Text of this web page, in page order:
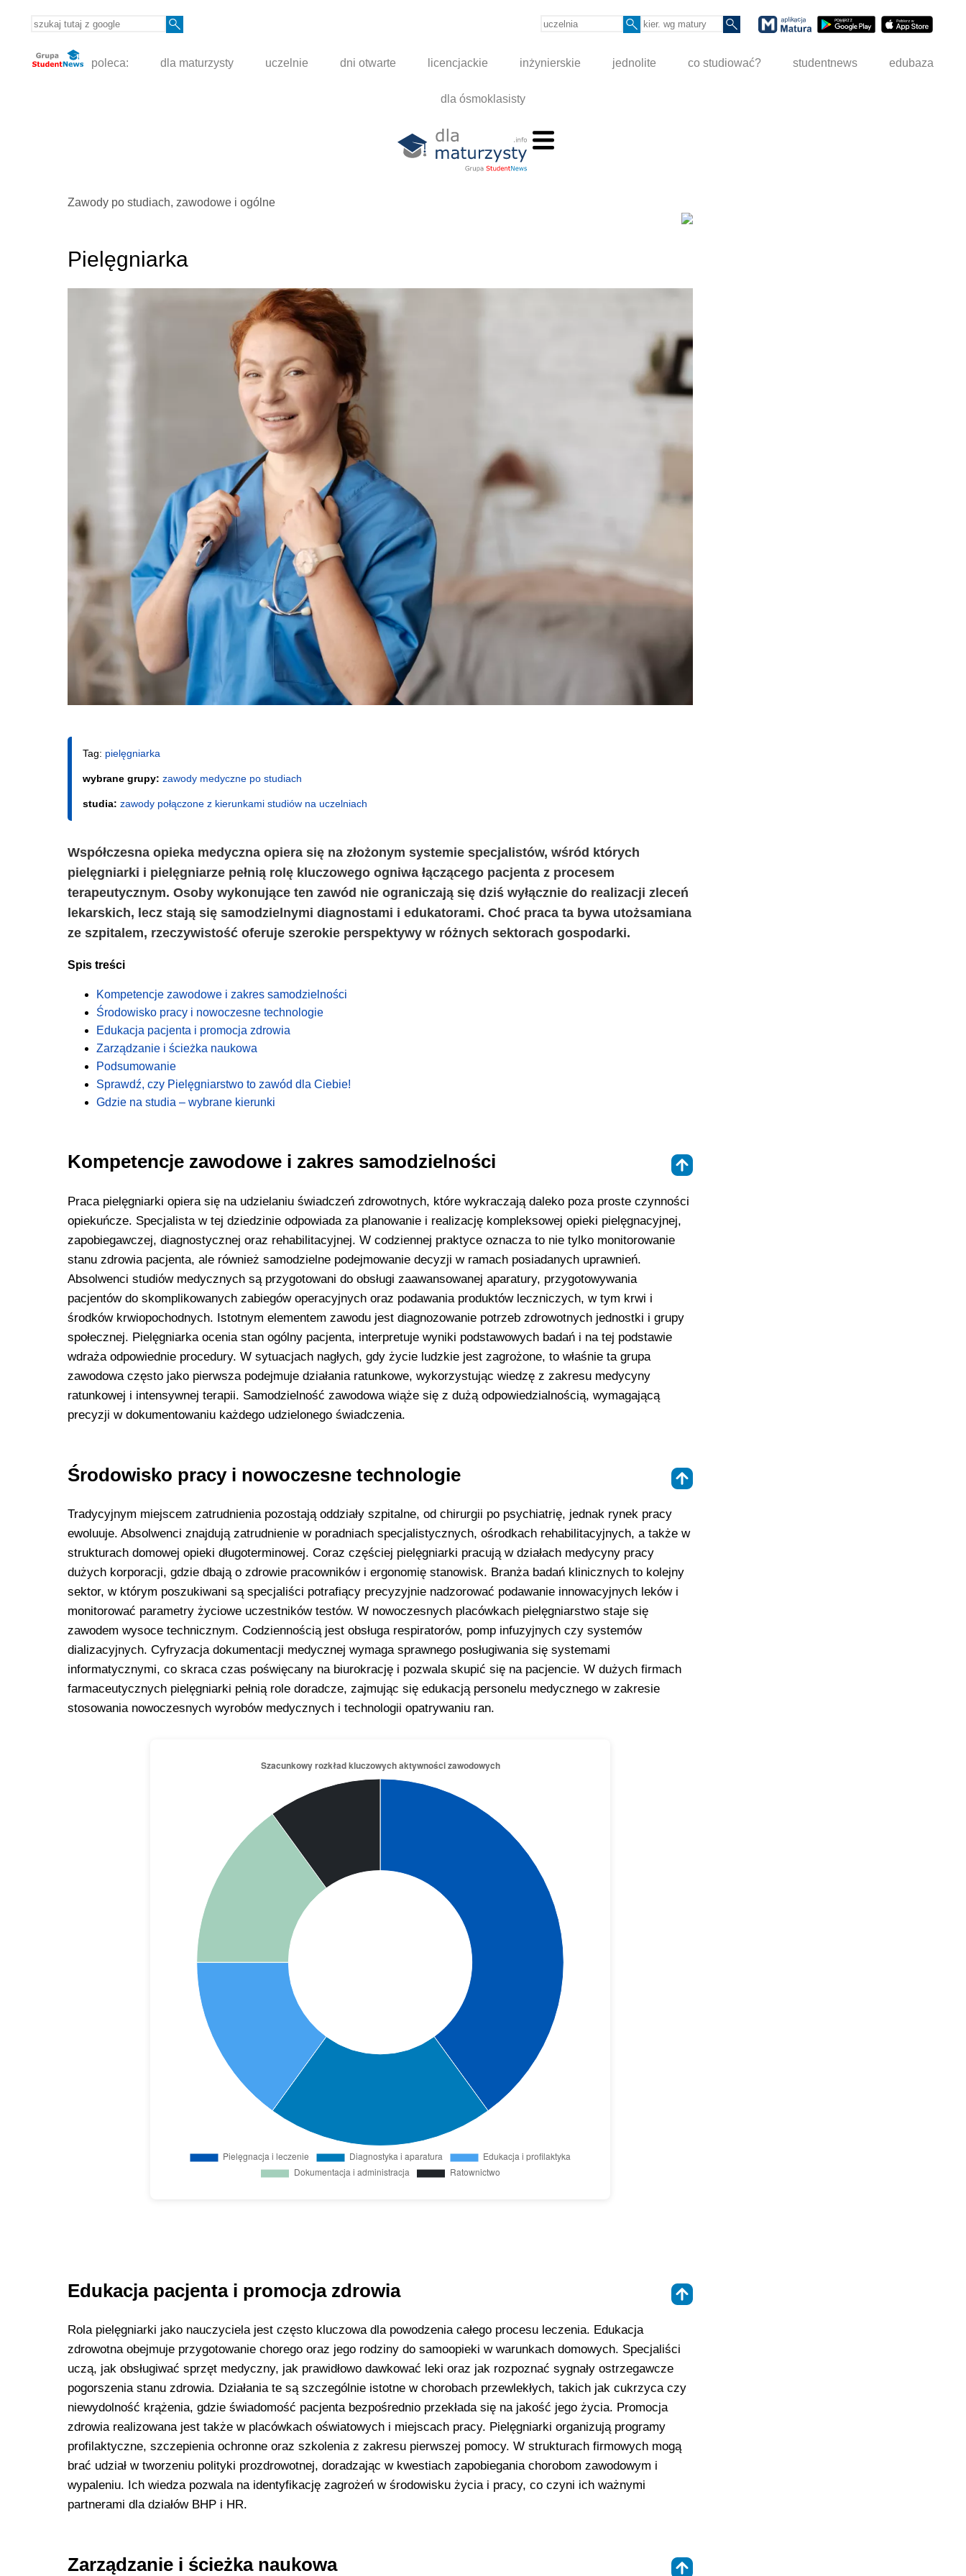
poleca: dla maturzysty uczelnie dni otwarte licencjackie inżynierskie jednolite co studiować? studentnews edubaza
dla ósmoklasisty
Zawody po studiach, zawodowe i ogólne
Pielęgniarka
Tag: pielęgniarka
wybrane grupy: zawody medyczne po studiach
studia: zawody połączone z kierunkami studiów na uczelniach
Współczesna opieka medyczna opiera się na złożonym systemie specjalistów, wśród których
pielęgniarki i pielęgniarze pełnią rolę kluczowego ogniwa łączącego pacjenta z procesem
terapeutycznym. Osoby wykonujące ten zawód nie ograniczają się dziś wyłącznie do realizacji zleceń
lekarskich, lecz stają się samodzielnymi diagnostami i edukatorami. Choć praca ta bywa utożsamiana
ze szpitalem, rzeczywistość oferuje szerokie perspektywy w różnych sektorach gospodarki.
Spis treści
Kompetencje zawodowe i zakres samodzielności
Środowisko pracy i nowoczesne technologie
Edukacja pacjenta i promocja zdrowia
Zarządzanie i ścieżka naukowa
Podsumowanie
Sprawdź, czy Pielęgniarstwo to zawód dla Ciebie!
Gdzie na studia – wybrane kierunki
Kompetencje zawodowe i zakres samodzielności
Praca pielęgniarki opiera się na udzielaniu świadczeń zdrowotnych, które wykraczają daleko poza proste czynności
opiekuńcze. Specjalista w tej dziedzinie odpowiada za planowanie i realizację kompleksowej opieki pielęgnacyjnej,
zapobiegawczej, diagnostycznej oraz rehabilitacyjnej. W codziennej praktyce oznacza to nie tylko monitorowanie
stanu zdrowia pacjenta, ale również samodzielne podejmowanie decyzji w ramach posiadanych uprawnień.
Absolwenci studiów medycznych są przygotowani do obsługi zaawansowanej aparatury, przygotowywania
pacjentów do skomplikowanych zabiegów operacyjnych oraz podawania produktów leczniczych, w tym krwi i
środków krwiopochodnych. Istotnym elementem zawodu jest diagnozowanie potrzeb zdrowotnych jednostki i grupy
społecznej. Pielęgniarka ocenia stan ogólny pacjenta, interpretuje wyniki podstawowych badań i na tej podstawie
wdraża odpowiednie procedury. W sytuacjach nagłych, gdy życie ludzkie jest zagrożone, to właśnie ta grupa
zawodowa często jako pierwsza podejmuje działania ratunkowe, wykorzystując wiedzę z zakresu medycyny
ratunkowej i intensywnej terapii. Samodzielność zawodowa wiąże się z dużą odpowiedzialnością, wymagającą
precyzji w dokumentowaniu każdego udzielonego świadczenia.
Środowisko pracy i nowoczesne technologie
Tradycyjnym miejscem zatrudnienia pozostają oddziały szpitalne, od chirurgii po psychiatrię, jednak rynek pracy
ewoluuje. Absolwenci znajdują zatrudnienie w poradniach specjalistycznych, ośrodkach rehabilitacyjnych, a także w
strukturach domowej opieki długoterminowej. Coraz częściej pielęgniarki pracują w działach medycyny pracy
dużych korporacji, gdzie dbają o zdrowie pracowników i ergonomię stanowisk. Branża badań klinicznych to kolejny
sektor, w którym poszukiwani są specjaliści potrafiący precyzyjnie nadzorować podawanie innowacyjnych leków i
monitorować parametry życiowe uczestników testów. W nowoczesnych placówkach pielęgniarstwo staje się
zawodem wysoce technicznym. Codziennością jest obsługa respiratorów, pomp infuzyjnych czy systemów
dializacyjnych. Cyfryzacja dokumentacji medycznej wymaga sprawnego posługiwania się systemami
informatycznymi, co skraca czas poświęcany na biurokrację i pozwala skupić się na pacjencie. W dużych firmach
farmaceutycznych pielęgniarki pełnią role doradcze, zajmując się edukacją personelu medycznego w zakresie
stosowania nowoczesnych wyrobów medycznych i technologii opatrywaniu ran.
Edukacja pacjenta i promocja zdrowia
Rola pielęgniarki jako nauczyciela jest często kluczowa dla powodzenia całego procesu leczenia. Edukacja
zdrowotna obejmuje przygotowanie chorego oraz jego rodziny do samoopieki w warunkach domowych. Specjaliści
uczą, jak obsługiwać sprzęt medyczny, jak prawidłowo dawkować leki oraz jak rozpoznać sygnały ostrzegawcze
pogorszenia stanu zdrowia. Działania te są szczególnie istotne w chorobach przewlekłych, takich jak cukrzyca czy
niewydolność krążenia, gdzie świadomość pacjenta bezpośrednio przekłada się na jakość jego życia. Promocja
zdrowia realizowana jest także w placówkach oświatowych i miejscach pracy. Pielęgniarki organizują programy
profilaktyczne, szczepienia ochronne oraz szkolenia z zakresu pierwszej pomocy. W strukturach firmowych mogą
brać udział w tworzeniu polityki prozdrowotnej, doradzając w kwestiach zapobiegania chorobom zawodowym i
wypaleniu. Ich wiedza pozwala na identyfikację zagrożeń w środowisku życia i pracy, co czyni ich ważnymi
partnerami dla działów BHP i HR.
Zarządzanie i ścieżka naukowa